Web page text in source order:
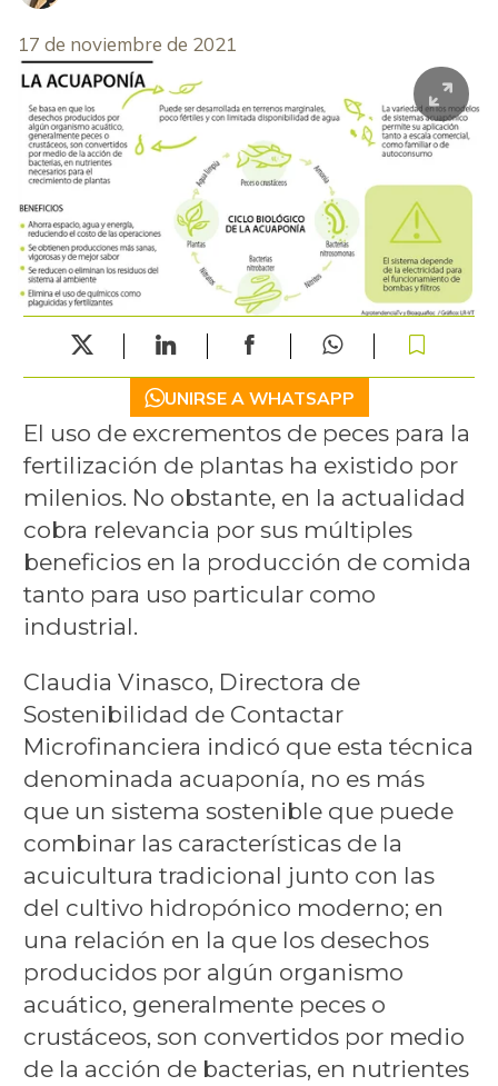
17 de noviembre de 2021
UNIRSE A WHATSAPP
El uso de excrementos de peces para la
fertilización de plantas ha existido por
milenios. No obstante, en la actualidad
cobra relevancia por sus múltiples
beneficios en la producción de comida
tanto para uso particular como
industrial.
Claudia Vinasco, Directora de
Sostenibilidad de Contactar
Microfinanciera indicó que esta técnica
denominada acuaponía, no es más
que un sistema sostenible que puede
combinar las características de la
acuicultura tradicional junto con las
del cultivo hidropónico moderno; en
una relación en la que los desechos
producidos por algún organismo
acuático, generalmente peces o
crustáceos, son convertidos por medio
de la acción de bacterias, en nutrientes